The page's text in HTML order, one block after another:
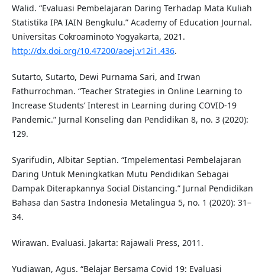
Walid. “Evaluasi Pembelajaran Daring Terhadap Mata Kuliah
Statistika IPA IAIN Bengkulu.” Academy of Education Journal.
Universitas Cokroaminoto Yogyakarta, 2021.
http://dx.doi.org/10.47200/aoej.v12i1.436.
Sutarto, Sutarto, Dewi Purnama Sari, and Irwan
Fathurrochman. “Teacher Strategies in Online Learning to
Increase Students’ Interest in Learning during COVID-19
Pandemic.” Jurnal Konseling dan Pendidikan 8, no. 3 (2020):
129.
Syarifudin, Albitar Septian. “Impelementasi Pembelajaran
Daring Untuk Meningkatkan Mutu Pendidikan Sebagai
Dampak Diterapkannya Social Distancing.” Jurnal Pendidikan
Bahasa dan Sastra Indonesia Metalingua 5, no. 1 (2020): 31–
34.
Wirawan. Evaluasi. Jakarta: Rajawali Press, 2011.
Yudiawan, Agus. “Belajar Bersama Covid 19: Evaluasi